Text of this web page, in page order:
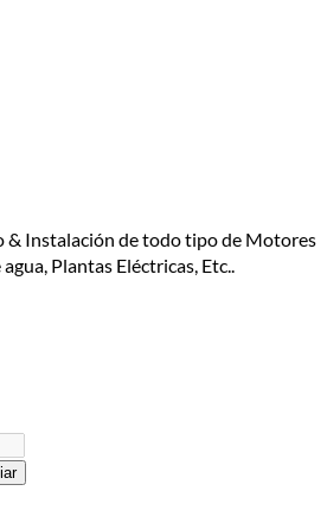
& Instalación de todo tipo de Motores
Plantas Eléctricas, Etc..